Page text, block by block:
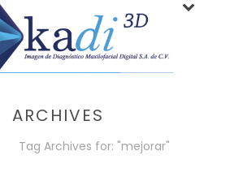
ARCHIVES
Tag Archives for: "mejorar"